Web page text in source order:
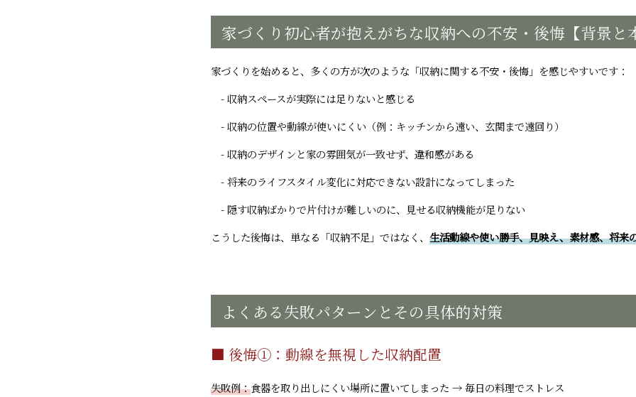
家づくり初心者が抱えがちな収納への不安・後悔【背景と
家づくりを始めると、多くの方が次のような「収納に関する不安・後悔」を感じやすいです：
- 収納スペースが実際には足りないと感じる
- 収納の位置や動線が使いにくい（例：キッチンから遠い、玄関まで遠回り）
- 収納のデザインと家の雰囲気が一致せず、違和感がある
- 将来のライフスタイル変化に対応できない設計になってしまった
- 隠す収納ばかりで片付けが難しいのに、見せる収納機能が足りない
こうした後悔は、単なる「収納不足」ではなく、 生活動線や使い勝手、見映え、素材感、将来
よくある失敗パターンとその具体的対策
■ 後悔①：動線を無視した収納配置
失敗例：食器を取り出しにくい場所に置いてしまった → 毎日の料理でストレス